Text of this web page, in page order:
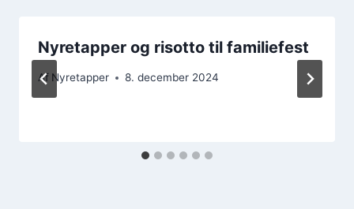
Nyretapper og risotto til familiefest
Af Nyretapper 8. december 2024